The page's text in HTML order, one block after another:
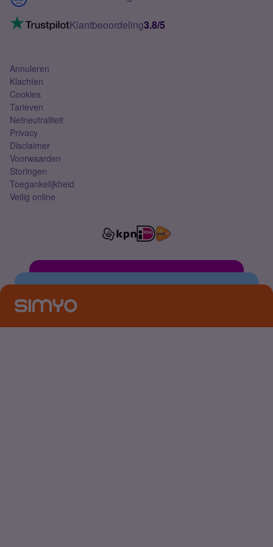
Mobiel internet
Mobiel abonnement
VoLTE 4G bellenKlantbeoordeling3.8/5
Annuleren
Klachten
Cookies
Tarieven
Netneutraliteit
Privacy
Disclaimer
Voorwaarden
Storingen
Toegankelijkheid
Veilig online